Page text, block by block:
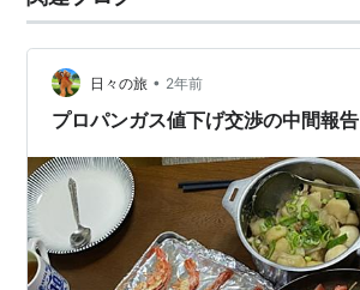
日々の旅 • 2年前
プロパンガス値下げ交渉の中間報告